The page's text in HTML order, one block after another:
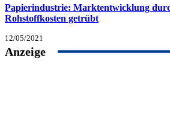
Papierindustrie: Marktentwicklung
Rohstoffkosten getrübt
12/05/2021
Anzeige